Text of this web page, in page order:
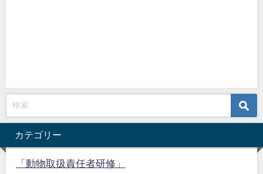
カテゴリー
「動物取扱責任者研修」